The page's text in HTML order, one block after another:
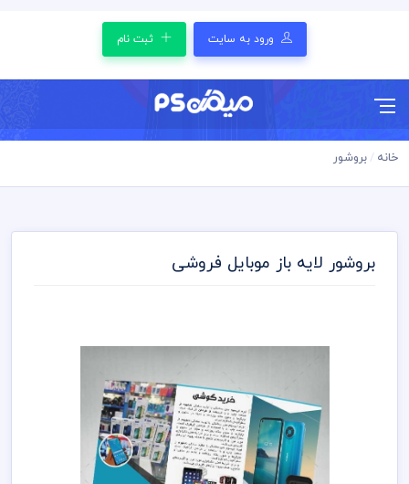
ورود به سایت ثبت نام
خانه بروشور
بروشور لایه باز موبایل فروشی